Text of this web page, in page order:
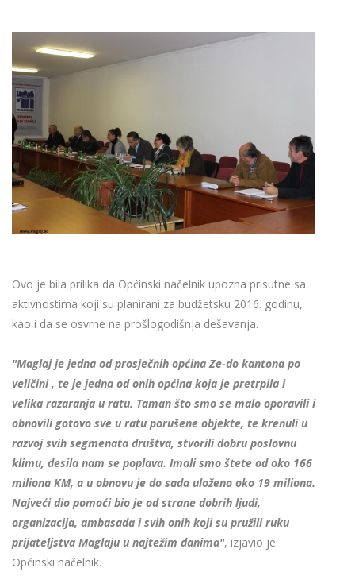
Ovo je bila prilika da Općinski načelnik upozna prisutne sa
aktivnostima koji su planirani za budžetsku 2016. godinu,
kao i da se osvrne na prošlogodišnja dešavanja.
"Maglaj je jedna od prosječnih općina Ze-do kantona po
veličini , te je jedna od onih općina koja je pretrpila i
velika razaranja u ratu. Taman što smo se malo oporavili i
obnovili gotovo sve u ratu porušene objekte, te krenuli u
razvoj svih segmenata društva, stvorili dobru poslovnu
klimu, desila nam se poplava. Imali smo štete od oko 166
miliona KM, a u obnovu je do sada uloženo oko 19 miliona.
Najveći dio pomoći bio je od strane dobrih ljudi,
organizacija, ambasada i svih onih koji su pružili ruku
prijateljstva Maglaju u najtežim danima", izjavio je
Općinski načelnik.